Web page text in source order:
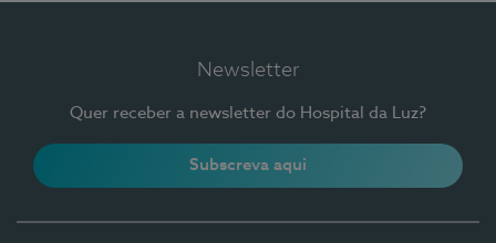
Newsletter
Quer receber a newsletter do Hospital da Luz?
Subscreva aqui